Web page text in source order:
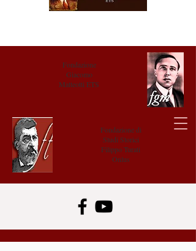
Fondazione
Giacomo
Matteotti ETS
Fondazione di
Studi Storici
Filippo Turati
Onlus